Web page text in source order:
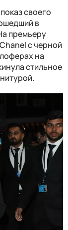
своего
в
премьеру
с черной
на
стильное